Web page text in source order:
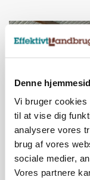
Denne
Vi bruger cookies
til at vise dig
analysere vores
brug af vores
sociale medier,
Vores partnere
»Nu stopper